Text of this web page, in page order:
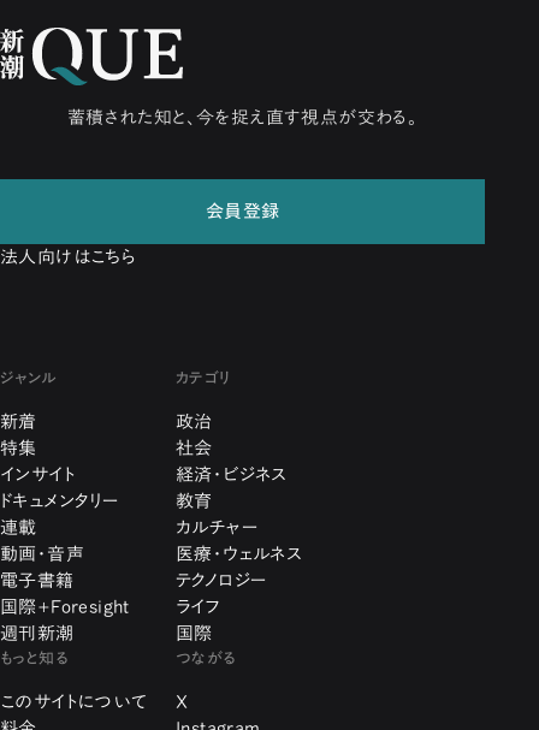
蓄積された知と、今を捉え直す視点が交わる。
会員登録
法人向けはこちら
ジャンル
新着
特集
インサイト
ドキュメンタリー
連載
動画・音声
電子書籍
国際+Foresight
週刊新潮
カテゴリ
政治
社会
経済・ビジネス
教育
カルチャー
医療・ウェルネス
テクノロジー
ライフ
国際
もっと知る
このサイトについて
つながる
X